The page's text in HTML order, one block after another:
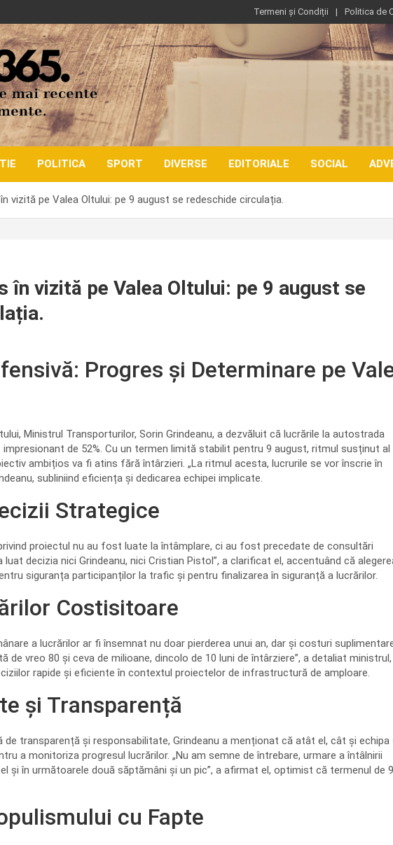
Termeni și Condiții Politica de
POLITICA SPORT DIVERSE EDITORIALE SOCIAL
vizită pe Valea Oltului: pe 9 august se redeschide circulația.
în vizită pe Valea Oltului: pe 9 august se
Progres și Determinare pe
Ministrul Transporturilor, Sorin Grindeanu, a dezvăluit că lucrările la autostrada
de 52%. Cu un termen limită stabilit pentru 9 august, ritmul susținut al
ambițios va fi atins fără întârzieri. „La ritmul acesta, lucrurile se vor înscrie în
subliniind eficiența și dedicarea echipei implicate.
Strategice
proiectul nu au fost luate la întâmplare, ci au fost precedate de consultări
decizia nici Grindeanu, nici Cristian Pistol”, a clarificat el, accentuând că
siguranța participanților la trafic și pentru finalizarea în siguranță a lucrărilor.
Costisitoare
a lucrărilor ar fi însemnat nu doar pierderea unui an, dar și costuri
de vreo 80 și ceva de milioane, dincolo de 10 luni de întârziere”, a detaliat ministrul,
rapide și eficiente în contextul proiectelor de infrastructură de amploare.
și Transparență
de transparență și responsabilitate, Grindeanu a menționat că atât el, cât și echipa
a monitoriza progresul lucrărilor. „Nu am semne de întrebare, urmare a întâlnirii
și în următoarele două săptămâni și un pic”, a afirmat el, optimist că termenul de 9
cu Fapte